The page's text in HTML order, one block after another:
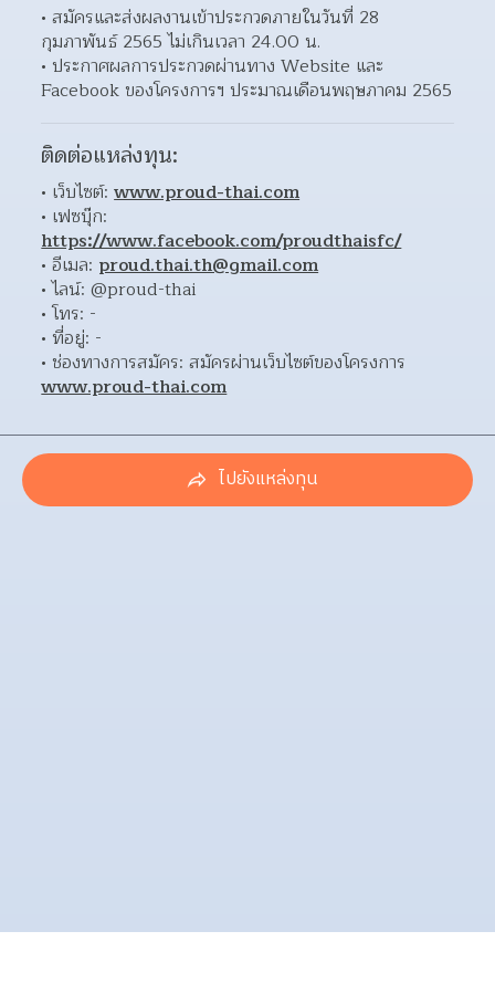
สมัครและส่งผลงานเข้าประกวดภายในวันที่ 28
กุมภาพันธ์ 2565 ไม่เกินเวลา 24.00 น.
ประกาศผลการประกวดผ่านทาง Website และ
ติดต่อแหล่งทุน:
เว็บไซต์: www.proud-thai.com
https://www.facebook.com/proudthaisfc/
อีเมล: proud.thai.th@gmail.com
ไลน์: @proud-thai
โทร: -
ที่อยู่: -
www.proud-thai.com
ไปยังแหล่งทุน